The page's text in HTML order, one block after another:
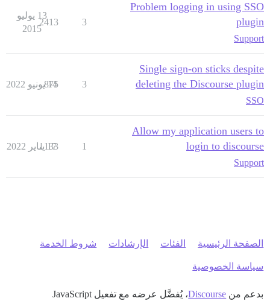
Problem logging in using SSO
plugin
Support
3
2413
13 يوليو
2015
Single sign-on sticks despite
deleting the Discourse plugin
SSO
3
875
14 يونيو 2022
Allow my application users to
login to discourse
Support
1
1133
17 يناير 2022
الصفحة الرئيسية الفئات الإرشادات شروط الخدمة
سياسة الخصوصية
بدعم من Discourse، يُفضَّل عرضه مع تفعيل JavaScript